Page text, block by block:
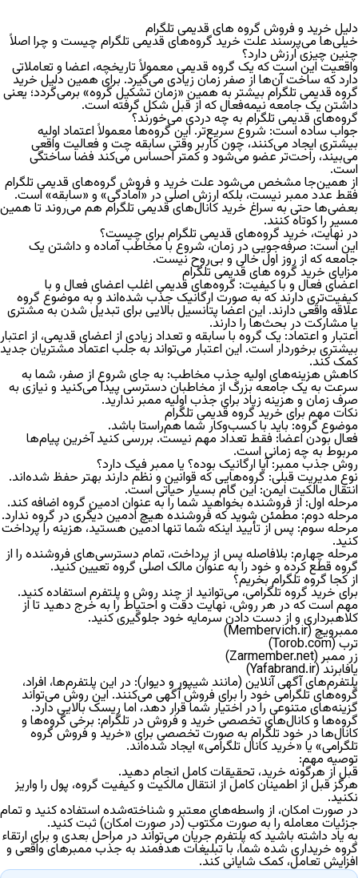
دلیل خرید و فروش گروه های قدیمی تلگرام
خیلی‌ها می‌پرسندعلت خرید گروه‌های قدیمی تلگرام چیست و چرا اصلاً
چنین چیزی ارزش دارد؟
واقعیت این است که یک گروه قدیمی معمولاً تاریخچه، اعضا و تعاملاتی
دارد که ساخت آن‌ها از صفر زمان زیادی می‌گیرد. برای همین دلیل خرید
گروه قدیمی تلگرام بیشتر به همین «زمان تشکیل گروه» برمی‌گردد؛ یعنی
داشتن یک جامعه نیمه‌فعال که از قبل شکل گرفته است.
گروه‌های قدیمی تلگرام به چه دردی می‌خورند؟
جواب ساده است: شروع سریع‌تر. این گروه‌ها معمولاً اعتماد اولیه
بیشتری ایجاد می‌کنند، چون کاربر وقتی سابقه چت و فعالیت واقعی
می‌بیند، راحت‌تر عضو می‌شود و کمتر احساس می‌کند فضا ساختگی
است.
از همین‌جا مشخص می‌شود علت خرید و فروش گروه‌های قدیمی تلگرام
فقط عدد ممبر نیست، بلکه ارزش اصلی در «آمادگی» و «سابقه» است.
بعضی‌ها حتی به سراغ خرید کانال‌های قدیمی تلگرام هم می‌روند تا همین
مسیر را کوتاه کنند.
در نهایت،خرید گروه‌های قدیمی تلگرام برای چیست؟
این است: صرفه‌جویی در زمان، شروع با مخاطب آماده و داشتن یک
جامعه که از روز اول خالی و بی‌روح نیست.
مزایای خرید گروه های قدیمی تلگرام
اعضای فعال و با کیفیت: گروه‌های قدیمی اغلب اعضای فعال و با
کیفیت‌تری دارند که به صورت ارگانیک جذب شده‌اند و به موضوع گروه
علاقه واقعی دارند. این اعضا پتانسیل بالایی برای تبدیل شدن به مشتری
یا مشارکت در بحث‌ها را دارند.
اعتبار و اعتماد:یک گروه با سابقه و تعداد زیادی از اعضای قدیمی، از اعتبار
بیشتری برخوردار است. این اعتبار می‌تواند به جلب اعتماد مشتریان جدید
کمک کند.
کاهش هزینه‌های اولیه جذب مخاطب: به جای شروع از صفر، شما به
سرعت به یک جامعه بزرگ از مخاطبان دسترسی پیدا می‌کنید و نیازی به
صرف زمان و هزینه زیاد برای جذب اولیه ممبر ندارید.
نکات مهم برای خرید گروه قدیمی تلگرام
موضوع گروه:باید با کسب‌وکار شما هم‌راستا باشد.
فعال بودن اعضا: فقط تعداد مهم نیست. بررسی کنید آخرین پیام‌ها
مربوط به چه زمانی است.
روش جذب ممبر:آیا ارگانیک بوده؟ یا ممبر فیک دارد؟
نوع مدیریت قبلی: گروه‌هایی که قوانین و نظم دارند بهتر حفظ شده‌اند.
انتقال مالکیت ایمن: این گام بسیار حیاتی است.
مرحله اول: از فروشنده بخواهید شما را به عنوان ادمین گروه اضافه کند.
مرحله دوم: مطمئن شوید که فروشنده هیچ ادمین دیگری در گروه ندارد.
مرحله سوم: پس از تأیید اینکه شما تنها ادمین هستید، هزینه را پرداخت
کنید.
مرحله چهارم: بلافاصله پس از پرداخت، تمام دسترسی‌های فروشنده را از
گروه قطع کرده و خود را به عنوان مالک اصلی گروه تعیین کنید.
از کجا گروه تلگرام بخریم؟
برایخرید گروه تلگرامی، می‌توانید از چند روش و پلتفرم استفاده کنید.
مهم است که در هر روش، نهایت دقت و احتیاط را به خرج دهید تا از
کلاهبرداری و از دست دادن سرمایه خود جلوگیری کنید.
ممبرویچ (Membervich.ir)
ترب (Torob.com)
زر ممبر (Zarmember.net)
یافابرند (Yafabrand.ir)
پلتفرم‌های آگهی آنلاین (مانند شیپور و دیوار): در این پلتفرم‌ها، افراد،
گروه‌های تلگرامی خود را برای فروش آگهی می‌کنند. این روش می‌تواند
گزینه‌های متنوعی را در اختیار شما قرار دهد، اما ریسک بالایی دارد.
گروه‌ها و کانال‌های تخصصی خرید و فروش در تلگرام: برخی گروه‌ها و
کانال‌ها در خود تلگرام به صورت تخصصی برای «خرید و فروش گروه
تلگرامی» یا «خرید کانال تلگرامی» ایجاد شده‌اند.
توصیه مهم:
قبل از هرگونه خرید، تحقیقات کامل انجام دهید.
هرگز قبل از اطمینان کامل از انتقال مالکیت و کیفیت گروه، پول را واریز
نکنید.
در صورت امکان، از واسطه‌های معتبر و شناخته‌شده استفاده کنید و تمام
جزئیات معامله را به صورت مکتوب (در صورت امکان) ثبت کنید.
به یاد داشته باشید که پلتفرم جریان می‌تواند در مراحل بعدی و برای ارتقاء
گروه خریداری شده شما، با تبلیغات هدفمند به جذب ممبرهای واقعی و
افزایش تعامل، کمک شایانی کند.